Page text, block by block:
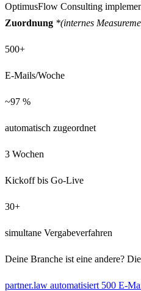
OptimusFlow Consulting
Zuordnung *(internes
500+
E-Mails/Woche
~97 %
automatisch zugeordnet
3 Wochen
Kickoff bis Go-Live
30+
simultane Vergabeverfahren
Deine Branche ist eine andere?
partner.law automatisiert 500 E-